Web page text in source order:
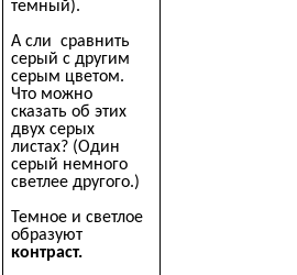
темный).
А сли сравнить
серый с другим
серым цветом.
Что можно
сказать об этих
двух серых
листах? (Один
серый немного
светлее другого.)
Темное и светлое
образуют
контраст.